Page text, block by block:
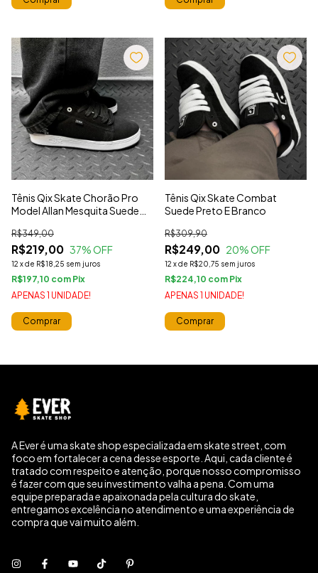
Tênis Qix Skate Chorão Pro
Model Allan Mesquita Suede
R$219,00
R$349,00
37% OFF
12 xde R$18,25 sem juros
R$197,10 com
APENAS 1 UNIDADE!
Comprar
Tênis Qix Skate Combat
Suede Preto E Branco
R$249,00
R$309,90
20% OFF
12 xde R$20,75 sem juros
R$224,10 com
APENAS 1 UNIDADE!
Comprar
A Ever é uma skate shop especializada em skate street, com
foco em fortalecer a cena desse esporte. Aqui, cada cliente é
tratado com respeito e atenção, porque nosso compromisso
é fazer com que seu investimento valha a pena. Com uma
equipe preparada e apaixonada pela cultura do skate,
entregamos excelência no atendimento e uma experiência de
compra que vai muito além.